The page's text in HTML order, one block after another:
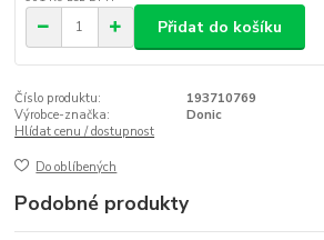
Přidat do košíku
Číslo produktu:
193710769
Výrobce-značka:
Donic
Hlídat cenu / dostupnost
Do oblíbených
Podobné produkty